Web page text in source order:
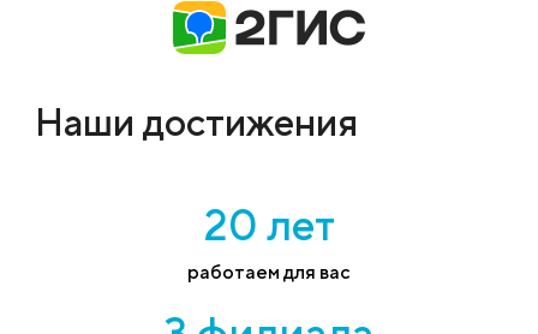
Наши достижения
20 лет
работаем для вас